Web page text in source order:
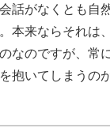
話がなくとも自
本来ならそれは
なのですが、常
抱いてしまうの